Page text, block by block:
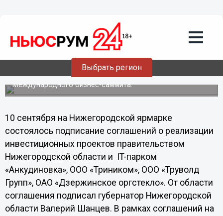
Выбрать регион
подписано более 10 тысяч соглашений
с инвесторами на сумму 1,8 триллиона
рублей, создано 208 тысяч рабочих
мест, - Шанцев
Первые инвестсоглашения подписаны в рамках
Международного бизнес-саммита.
10 сентября на Нижегородской ярмарке
состоялось подписание соглашений о реализации
инвестиционных проектов правительством
Нижегородской области и IT-парком
«Анкудиновка», ООО «Триником», ООО «Труволд
Групп», ОАО «Дзержинское оргстекло». От области
соглашения подписал губернатор Нижегородской
области Валерий Шанцев. В рамках соглашений на